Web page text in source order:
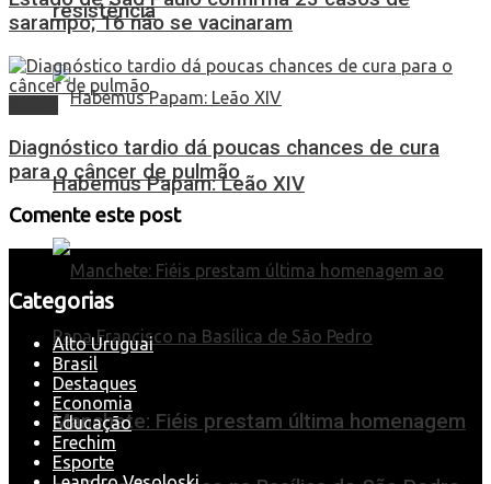
resistência
Habemus Papam: Leão XIV
Manchete: Fiéis prestam última homenagem
sarampo; 16 não se vacinaram
Diagnóstico tardio dá poucas chances de cura
para o câncer de pulmão
Comente este post
Categorias
Alto Uruguai
Brasil
Destaques
Economia
Educação
Erechim
Esporte